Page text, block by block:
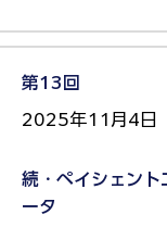
第13回
2025年11月4日
続・ペイシェント
ータ